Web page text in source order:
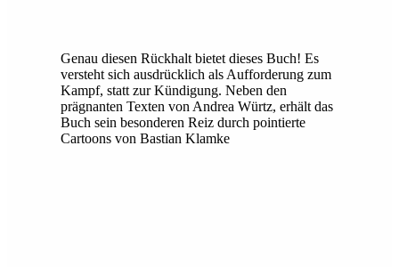
Genau diesen Rückhalt bietet dieses Buch! Es
versteht sich ausdrücklich als Aufforderung zum
Kampf, statt zur Kündigung. Neben den
prägnanten Texten von Andrea Würtz, erhält das
Buch sein besonderen Reiz durch pointierte
Cartoons von Bastian Klamke